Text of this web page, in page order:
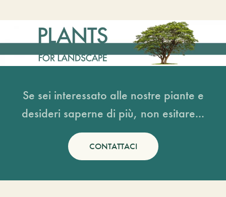
Se sei interessato alle nostre piante e
desideri saperne di più, non esitare...
CONTATTACI